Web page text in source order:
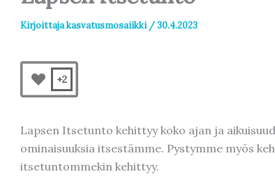
Kirjoittajakasvatusmosaiikki /30.4.2023
+2
Lapsen Itsetunto kehittyy koko ajan ja
ominaisuuksia itsestämme. Pystymme myös
itsetuntommekin kehittyy.